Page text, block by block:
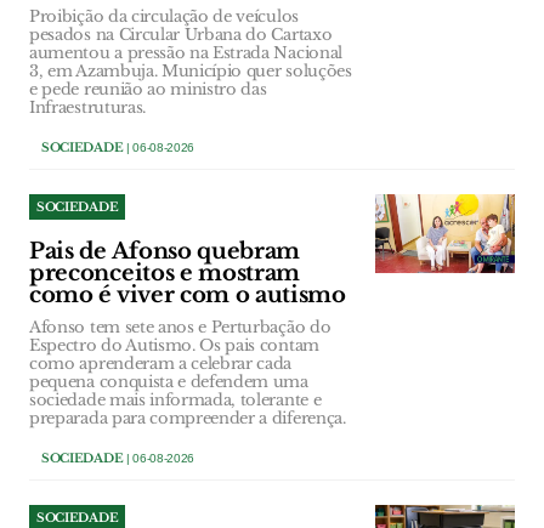
Proibição da circulação de veículos
pesados na Circular Urbana do Cartaxo
aumentou a pressão na Estrada Nacional
3, em Azambuja. Município quer soluções
e pede reunião ao ministro das
Infraestruturas.
SOCIEDADE| 06-08-2026
SOCIEDADE
Pais de Afonso quebram
preconceitos e mostram
como é viver com o autismo
Afonso tem sete anos e Perturbação do
Espectro do Autismo. Os pais contam
como aprenderam a celebrar cada
pequena conquista e defendem uma
sociedade mais informada, tolerante e
preparada para compreender a diferença.
SOCIEDADE| 06-08-2026
SOCIEDADE